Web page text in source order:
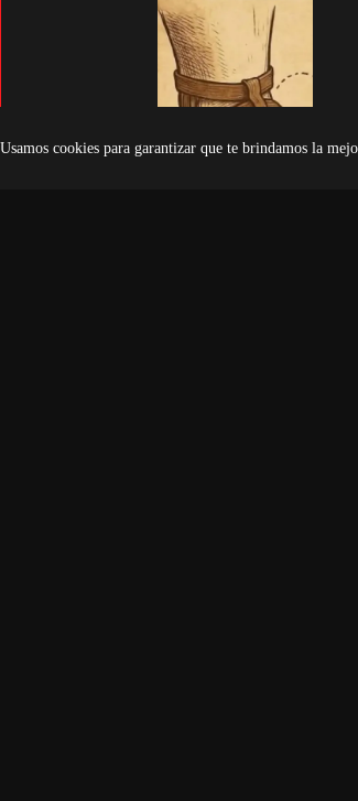
Usamos cookies para garantizar que te brindamos la